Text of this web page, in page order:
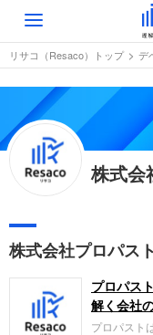
Toggle
navigation
リサコ（Resaco）トップ デ
株式会
株式会社プロパス
プロパス
解く会社
プロパスト